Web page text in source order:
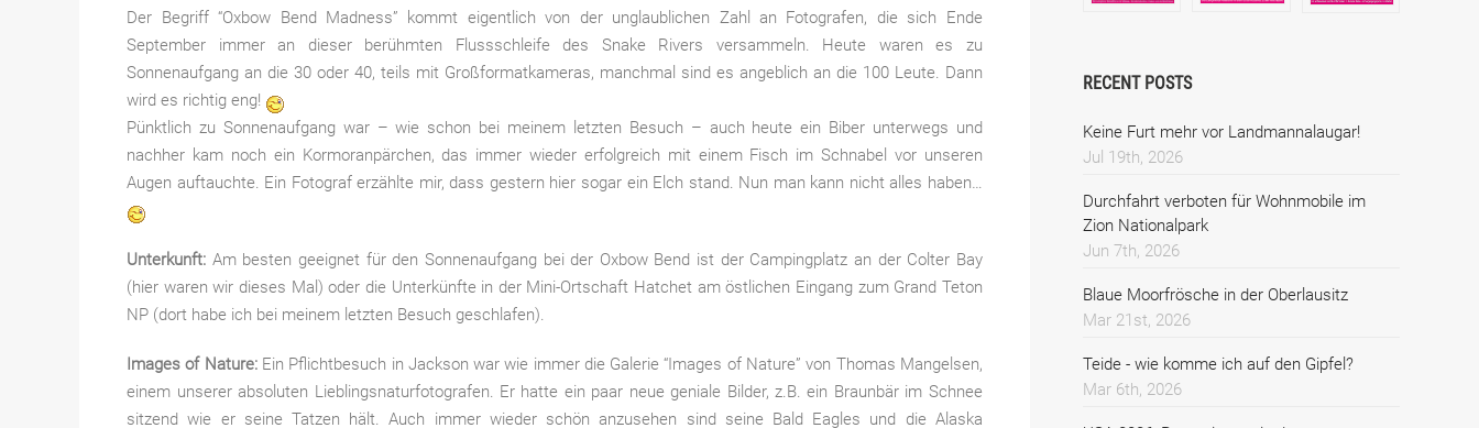
Der Begriff “Oxbow Bend Madness” kommt eigentlich von der unglaublichen Zahl an Fotografen, die sich Ende
September immer an dieser berühmten Flussschleife des Snake Rivers versammeln. Heute waren es zu
Sonnenaufgang an die 30 oder 40, teils mit Großformatkameras, manchmal sind es angeblich an die 100 Leute. Dann
wird es richtig eng!
Pünktlich zu Sonnenaufgang war – wie schon bei meinem letzten Besuch – auch heute ein Biber unterwegs und
nachher kam noch ein Kormoranpärchen, das immer wieder erfolgreich mit einem Fisch im Schnabel vor unseren
Augen auftauchte. Ein Fotograf erzählte mir, dass gestern hier sogar ein Elch stand. Nun man kann nicht alles haben…
Unterkunft: Am besten geeignet für den Sonnenaufgang bei der Oxbow Bend ist der Campingplatz an der Colter Bay
(hier waren wir dieses Mal) oder die Unterkünfte in der Mini-Ortschaft Hatchet am östlichen Eingang zum Grand Teton
NP (dort habe ich bei meinem letzten Besuch geschlafen).
Images of Nature:Ein Pflichtbesuch in Jackson war wie immer die Galerie “Images of Nature” von Thomas Mangelsen,
einem unserer absoluten Lieblingsnaturfotografen. Er hatte ein paar neue geniale Bilder, z.B. ein Braunbär im Schnee
sitzend wie er seine Tatzen hält. Auch immer wieder schön anzusehen sind seine Bald Eagles und die Alaska
RECENT POSTS
Keine Furt mehr vor Landmannalaugar!
Jul 19th, 2026
Durchfahrt verboten für Wohnmobile im
Zion Nationalpark
Jun 7th, 2026
Blaue Moorfrösche in der Oberlausitz
Mar 21st, 2026
Teide - wie komme ich auf den Gipfel?
Mar 6th, 2026